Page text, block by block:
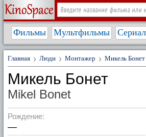
Фильмы Мультфильмы
Главная Люди Монтажер Микель Бонет
Микель Бонет
Mikel Bonet
Рождение:
—